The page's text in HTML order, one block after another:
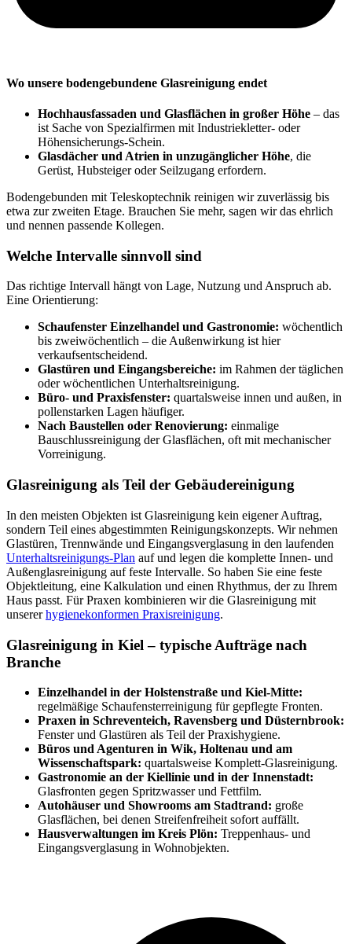
Wo unsere bodengebundene Glasreinigung endet
Hochhausfassaden und Glasflächen in großer Höhe – das
ist Sache von Spezialfirmen mit Industriekletter- oder
Höhensicherungs-Schein.
Glasdächer und Atrien in unzugänglicher Höhe, die
Gerüst, Hubsteiger oder Seilzugang erfordern.
Bodengebunden mit Teleskoptechnik reinigen wir zuverlässig bis
etwa zur zweiten Etage. Brauchen Sie mehr, sagen wir das ehrlich
und nennen passende Kollegen.
Welche Intervalle sinnvoll sind
Das richtige Intervall hängt von Lage, Nutzung und Anspruch ab.
Eine Orientierung:
Schaufenster Einzelhandel und Gastronomie: wöchentlich
bis zweiwöchentlich – die Außenwirkung ist hier
verkaufsentscheidend.
Glastüren und Eingangsbereiche: im Rahmen der täglichen
oder wöchentlichen Unterhaltsreinigung.
Büro- und Praxisfenster: quartalsweise innen und außen, in
pollenstarken Lagen häufiger.
Nach Baustellen oder Renovierung: einmalige
Bauschlussreinigung der Glasflächen, oft mit mechanischer
Vorreinigung.
Glasreinigung als Teil der Gebäudereinigung
In den meisten Objekten ist Glasreinigung kein eigener Auftrag,
sondern Teil eines abgestimmten Reinigungskonzepts. Wir nehmen
Glastüren, Trennwände und Eingangsverglasung in den laufenden
Unterhaltsreinigungs-Plan auf und legen die komplette Innen- und
Außenglasreinigung auf feste Intervalle. So haben Sie eine feste
Objektleitung, eine Kalkulation und einen Rhythmus, der zu Ihrem
Haus passt. Für Praxen kombinieren wir die Glasreinigung mit
unsererhygienekonformen Praxisreinigung.
Glasreinigung in Kiel – typische Aufträge nach
Branche
Einzelhandel in der Holstenstraße und Kiel-Mitte:
regelmäßige Schaufensterreinigung für gepflegte Fronten.
Praxen in Schreventeich, Ravensberg und Düsternbrook:
Fenster und Glastüren als Teil der Praxishygiene.
Büros und Agenturen in Wik, Holtenau und am
Wissenschaftspark: quartalsweise Komplett-Glasreinigung.
Gastronomie an der Kiellinie und in der Innenstadt:
Glasfronten gegen Spritzwasser und Fettfilm.
Autohäuser und Showrooms am Stadtrand: große
Glasflächen, bei denen Streifenfreiheit sofort auffällt.
Hausverwaltungen im Kreis Plön: Treppenhaus- und
Eingangsverglasung in Wohnobjekten.